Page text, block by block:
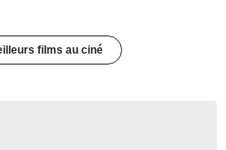
films au ciné